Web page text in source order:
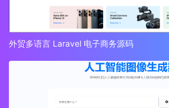
外贸多语言 Laravel 电子商务源码